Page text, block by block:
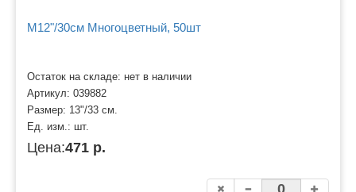
M12"/30см Многоцветный, 50шт
Остаток на складе: нет в наличии
Артикул: 039882
Размер: 13"/33 см.
Ед. изм.: шт.
Цена:471 р.